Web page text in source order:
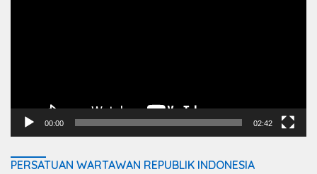
00:00 02:42
PERSATUAN WARTAWAN REPUBLIK INDONESIA